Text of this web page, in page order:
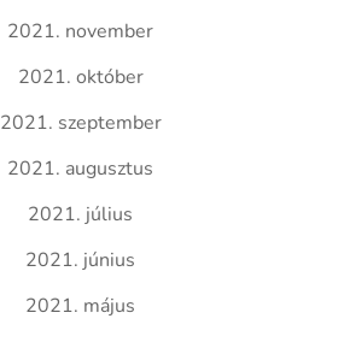
2021. november
2021. október
2021. szeptember
2021. augusztus
2021. július
2021. június
2021. május